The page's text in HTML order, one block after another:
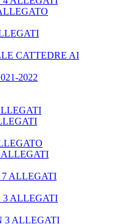
CATTEDRE AI
2022
ALLEGATI
ALLEGATI
3 ALLEGATI
3 ALLEGATI